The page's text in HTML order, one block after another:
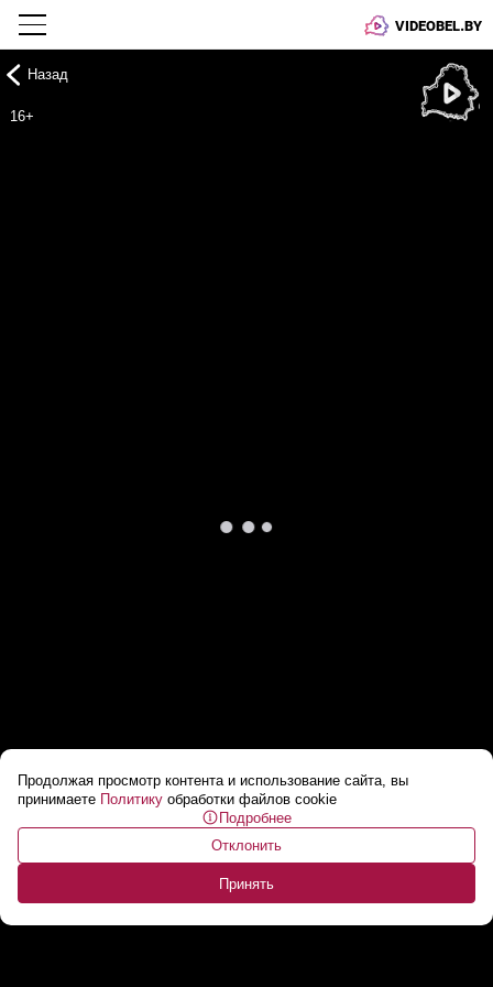
VIDEOBEL.BY
Продолжая просмотр контента и использование сайта, вы
принимаете Политику обработки файлов cookie
Подробнее
Отклонить
Принять
Назад
16+
Петра Порошенко обвиняют в госизмене